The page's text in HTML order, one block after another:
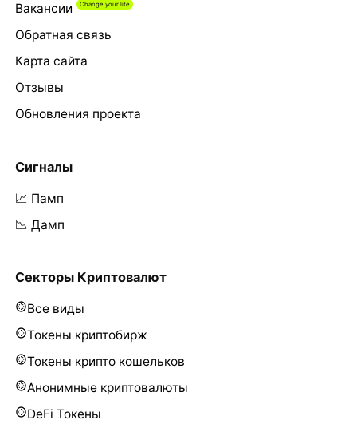
Вакансии
Обратная связь
Карта сайта
Отзывы
Обновления проекта
Сигналы
📈 Памп
📉 Дамп
Секторы Криптовалют
Все виды
Токены криптобирж
Токены крипто кошельков
Анонимные криптовалюты
DeFi Токены